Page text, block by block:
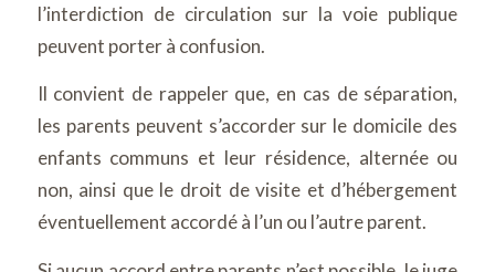
l’interdiction de circulation sur la voie publique
peuvent porter à confusion.
Il convient de rappeler que, en cas de séparation,
les parents peuvent s’accorder sur le domicile des
enfants communs et leur résidence, alternée ou
non, ainsi que le droit de visite et d’hébergement
éventuellement accordé à l’un ou l’autre parent.